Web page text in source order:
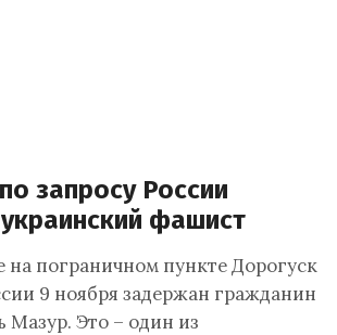
запросу России
фашист
пограничном пункте Дорогуск
9 ноября задержан гражданин
Мазур. Это – один из